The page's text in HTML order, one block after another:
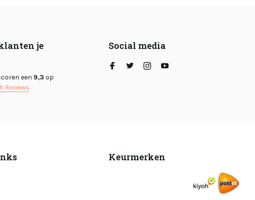
je
een 9,3 op
Reviews
Social media
Keurmerken